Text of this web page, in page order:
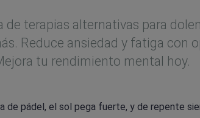
de terapias alternativas para
Reduce ansiedad y fatiga con
tu rendimiento mental hoy.
de pádel, el sol pega fuerte, y de repente